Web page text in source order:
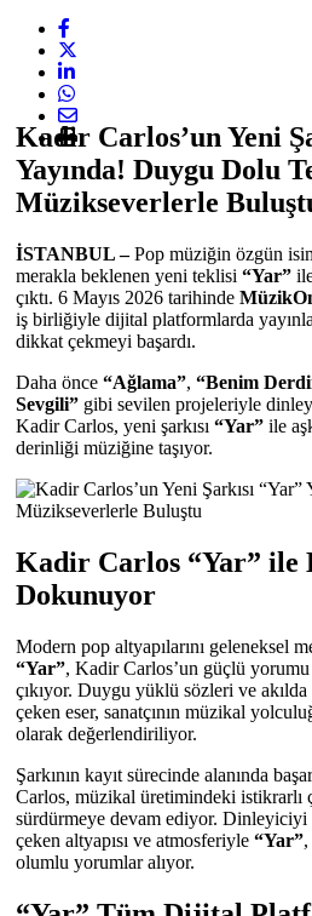
Kadir Carlos’un Yeni
Yayında! Duygu Dolu
Müzikseverlerle
İSTANBUL –Pop müziğin özgün
merakla beklenen yeni teklisi “Yar”
çıktı. 6 Mayıs 2026 tarihinde
iş birliğiyle dijital platformlarda
dikkat çekmeyi başardı.
Daha önce “Ağlama”, “Benim
Sevgili” gibi sevilen projeleriyle
Kadir Carlos, yeni şarkısı “Yar” ile
derinliği müziğine taşıyor.
Kadir Carlos “Yar” ile
Dokunuyor
Modern pop altyapılarını geleneksel
“Yar”, Kadir Carlos’un güçlü
çıkıyor. Duygu yüklü sözleri ve
çeken eser, sanatçının müzikal
olarak değerlendiriliyor.
Şarkının kayıt sürecinde alanında
Carlos, müzikal üretimindeki istikrarlı
sürdürmeye devam ediyor.
çeken altyapısı ve atmosferiyle “Yar”
olumlu yorumlar alıyor.